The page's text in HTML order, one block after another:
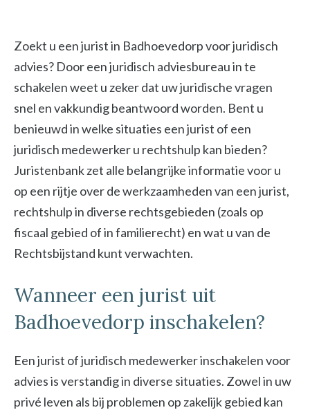
Zoekt u een jurist in Badhoevedorp voor juridisch
advies? Door een juridisch adviesbureau in te
schakelen weet u zeker dat uw juridische vragen
snel en vakkundig beantwoord worden. Bent u
benieuwd in welke situaties een jurist of een
juridisch medewerker u rechtshulp kan bieden?
Juristenbank zet alle belangrijke informatie voor u
op een rijtje over de werkzaamheden van een jurist,
rechtshulp in diverse rechtsgebieden (zoals op
fiscaal gebied of in familierecht) en wat u van de
Rechtsbijstand kunt verwachten.
Wanneer een jurist uit
Badhoevedorp inschakelen?
Een jurist of juridisch medewerker inschakelen voor
advies is verstandig in diverse situaties. Zowel in uw
privé leven als bij problemen op zakelijk gebied kan